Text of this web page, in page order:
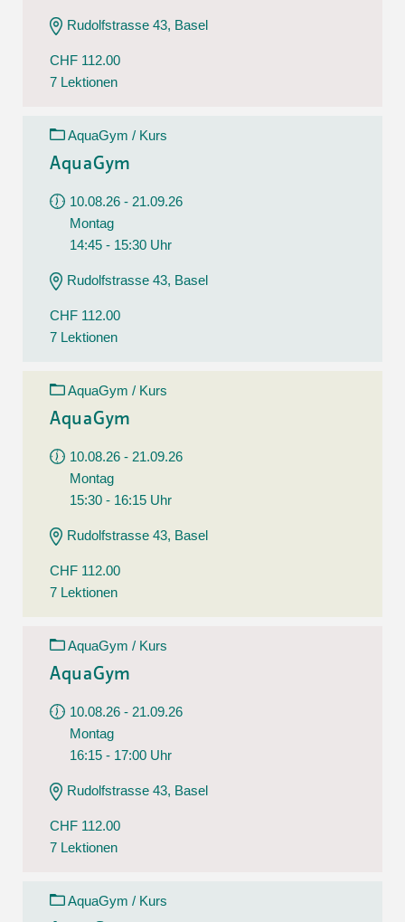
Rudolfstrasse 43, Basel
CHF 112.00
7 Lektionen
AquaGym / Kurs
AquaGym
10.08.26 - 21.09.26
Montag
14:45 - 15:30 Uhr
Rudolfstrasse 43, Basel
CHF 112.00
7 Lektionen
AquaGym / Kurs
AquaGym
10.08.26 - 21.09.26
Montag
15:30 - 16:15 Uhr
Rudolfstrasse 43, Basel
CHF 112.00
7 Lektionen
AquaGym / Kurs
AquaGym
10.08.26 - 21.09.26
Montag
16:15 - 17:00 Uhr
Rudolfstrasse 43, Basel
CHF 112.00
7 Lektionen
AquaGym / Kurs